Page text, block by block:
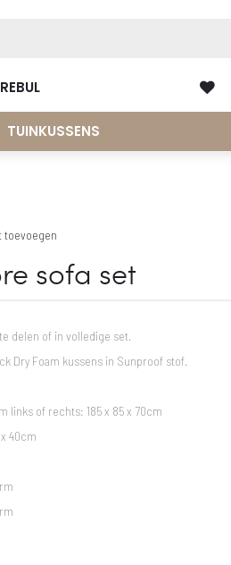
TUINKUSSENS
toevoegen
sofa set
delen of in volledige set.
Dry Foam kussens in Sunproof stof.
links of rechts: 185 x 85 x 70cm
40cm